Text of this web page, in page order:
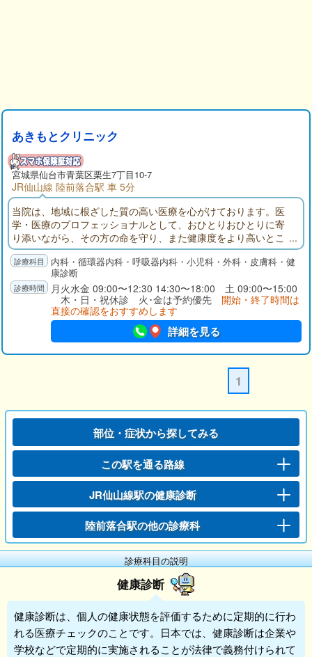
あきもとクリニック
宮城県仙台市青葉区栗生7丁目10-7
JR仙山線 陸前落合駅 車 5分
当院は、地域に根ざした質の高い医療を心がけております。医
学・医療のプロフェッショナルとして、おひとりおひとりに寄
り添いながら、その方の命を守り、また健康度をより高いとこ
ろへと上げる最大の支援をさせていただきます。
内科・循環器内科・呼吸器内科・小児科・外科・皮膚科・健
康診断
月火水金 09:00〜12:30 14:30〜18:00 土 09:00〜15:00
木・日・祝休診 火･金は予約優先 開始・終了時間は
直接の確認をおすすめします
詳細を見る
1
部位・症状から探してみる
この駅を通る路線
JR仙山線駅の健康診断
陸前落合駅の他の診療科
診療科目の説明
健康診断
健康診断は、個人の健康状態を評価するために定期的に行わ
れる医療チェックのことです。日本では、健康診断は企業や
学校などで定期的に実施されることが法律で義務付けられて